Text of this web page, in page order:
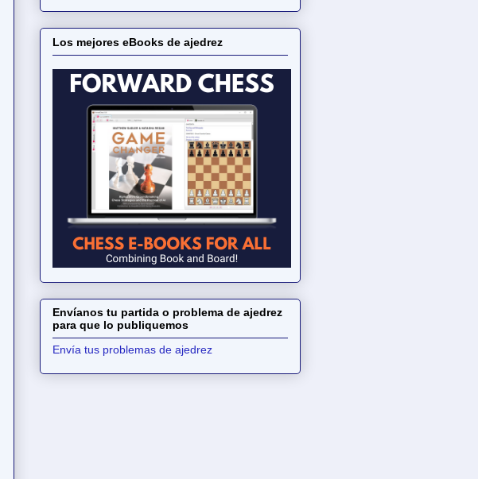
Los mejores eBooks de ajedrez
Envíanos tu partida o problema de ajedrez
para que lo publiquemos
Envía tus problemas de ajedrez